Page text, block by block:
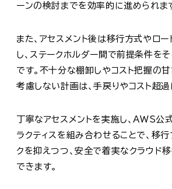
ーンの検討までを効率的に進められま
また、アセスメント後は移行方式やロ
し、ステークホルダー間で前提条件を
です。不十分な棚卸しやコスト把握の
考慮しない計画は、手戻りやコスト超過
丁寧なアセスメントを実施し、AWS公
ラクティスを組み合わせることで、移行
クを抑えつつ、安全で着実なクラウド
できます。